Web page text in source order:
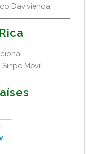
Davivienda
Móvil